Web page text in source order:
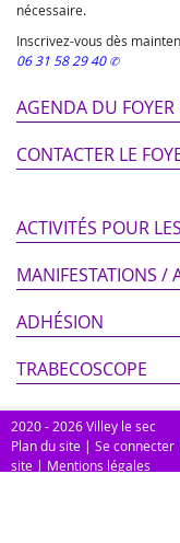
nécessaire.
Inscrivez-vous dès
06 31 58 29 40
AGENDA DU FOYER
CONTACTER LE
ACTIVITÉS POUR
MANIFESTATIONS /
ADHÉSION
TRABECOSCOPE
2020 - 2026 Villey le sec
Plan du site | Se connecter
site | Mentions légales